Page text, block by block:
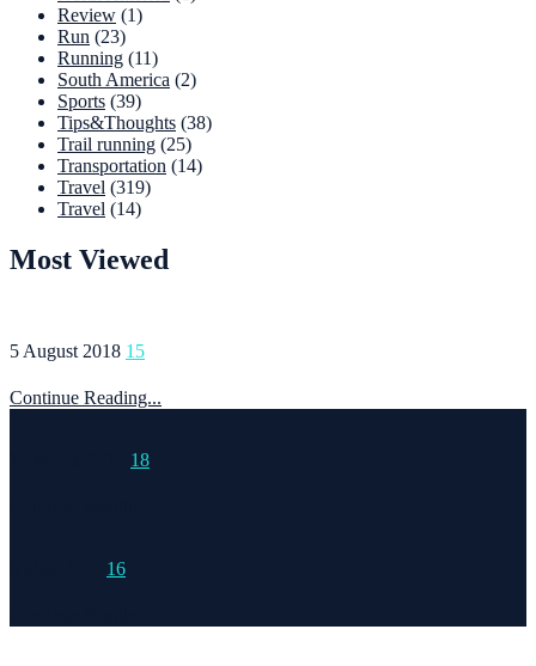
Review (1)
Run (23)
Running (11)
South America (2)
Sports (39)
Tips&Thoughts (38)
Trail running (25)
Transportation (14)
Travel (319)
Travel (14)
Most Viewed
5 August 2018 15
Continue Reading...
18
16